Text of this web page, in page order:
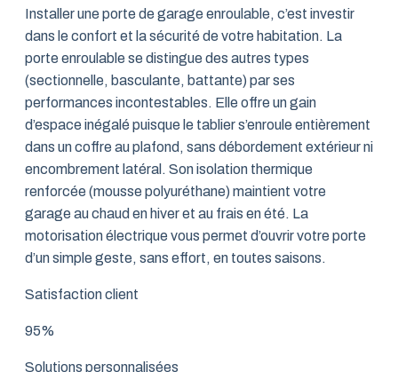
Installer une porte de garage enroulable, c’est investir
dans le confort et la sécurité de votre habitation. La
porte enroulable se distingue des autres types
(sectionnelle, basculante, battante) par ses
performances incontestables. Elle offre un gain
d’espace inégalé puisque le tablier s’enroule entièrement
dans un coffre au plafond, sans débordement extérieur ni
encombrement latéral. Son isolation thermique
renforcée (mousse polyuréthane) maintient votre
garage au chaud en hiver et au frais en été. La
motorisation électrique vous permet d’ouvrir votre porte
d’un simple geste, sans effort, en toutes saisons.
Satisfaction client
95%
Solutions personnalisées